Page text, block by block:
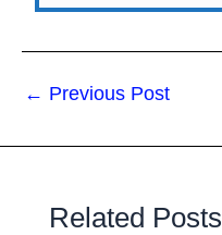
← Previous Post
Related Posts